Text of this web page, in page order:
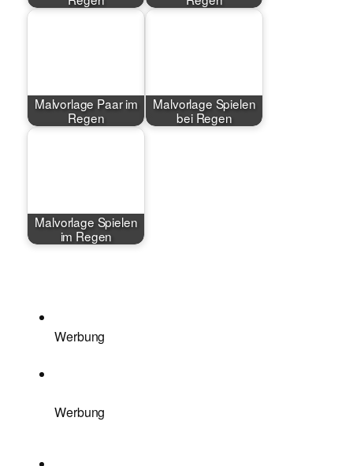
Malvorlage Paar im
Regen
Malvorlage Spielen
bei Regen
Malvorlage Spielen
im Regen
Werbung
Werbung